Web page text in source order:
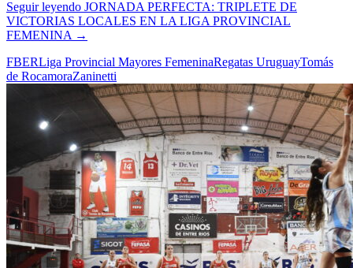
Seguir leyendo JORNADA PERFECTA: TRIPLETE DE
VICTORIAS LOCALES EN LA LIGA PROVINCIAL
FEMENINA →
FBERLiga Provincial Mayores FemeninaRegatas UruguayTomás
de RocamoraZaninetti